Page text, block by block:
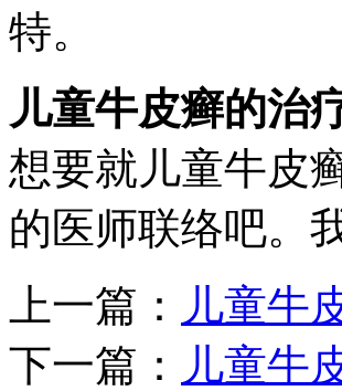
特。
儿童牛皮癣的治
想要就儿童牛皮
的医师联络吧。
上一篇： 儿童牛
下一篇： 儿童牛